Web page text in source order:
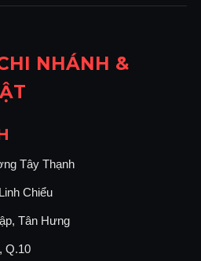
NHÁNH &
Tây Thạnh
Chiểu
Tân Hưng
Q.10